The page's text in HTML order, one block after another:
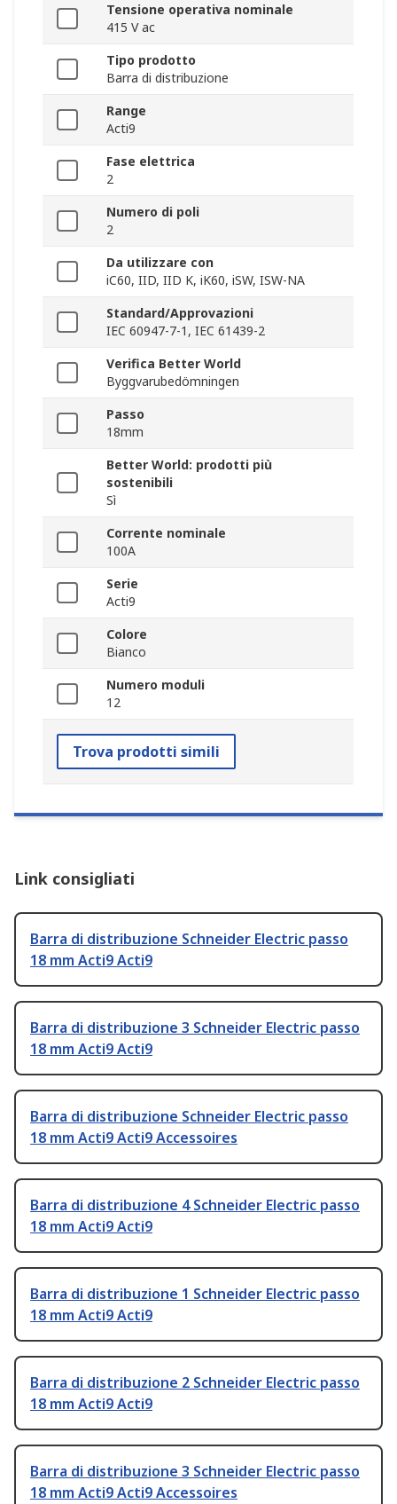
Tensione operativa nominale
415 V ac
Tipo prodotto
Barra di distribuzione
Range
Acti9
Fase elettrica
2
Numero di poli
2
Da utilizzare con
iC60, IID, IID K, iK60, iSW, ISW-NA
Standard/Approvazioni
IEC 60947-7-1, IEC 61439-2
Verifica Better World
Byggvarubedömningen
Passo
18mm
Better World: prodotti più
sostenibili
Sì
Corrente nominale
100A
Serie
Acti9
Colore
Bianco
Numero moduli
12
Trova prodotti simili
Link consigliati
Barra di distribuzione Schneider Electric passo
18 mm Acti9 Acti9
Barra di distribuzione 3 Schneider Electric passo
18 mm Acti9 Acti9
Barra di distribuzione Schneider Electric passo
18 mm Acti9 Acti9 Accessoires
Barra di distribuzione 4 Schneider Electric passo
18 mm Acti9 Acti9
Barra di distribuzione 1 Schneider Electric passo
18 mm Acti9 Acti9
Barra di distribuzione 2 Schneider Electric passo
18 mm Acti9 Acti9
Barra di distribuzione 3 Schneider Electric passo
18 mm Acti9 Acti9 Accessoires